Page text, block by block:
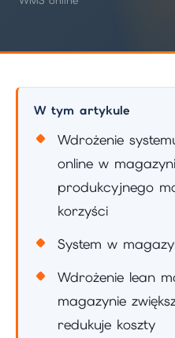
W tym artykule
Wdrożenie
online w
produkcyjnego
korzyści
System w
Wdrożenie lean
magazynie
redukuje koszty